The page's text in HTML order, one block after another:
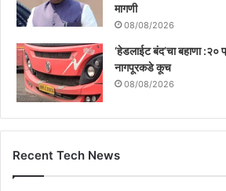
मागणी
08/08/2026
‘हेडलाईट बंद’चा बहाणा :२०
नागपूरकडे कूच
08/08/2026
Recent Tech News